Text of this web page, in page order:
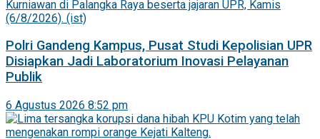
Polri Gandeng Kampus, Pusat Studi Kepolisian UPR
Disiapkan Jadi Laboratorium Inovasi Pelayanan
Publik
6 Agustus 2026 8:52 pm